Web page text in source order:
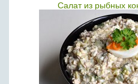
Салат из рыбных